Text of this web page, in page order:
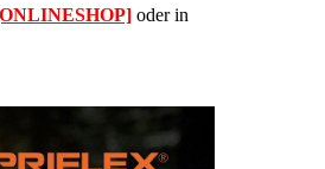
oder in